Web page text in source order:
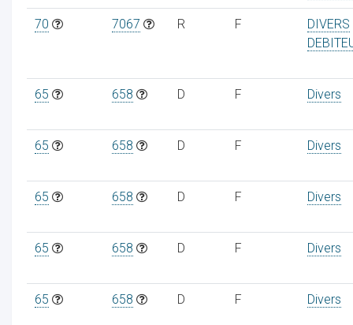
70 7067 R F
DIVERS
65 658 D F Divers
65 658 D F Divers
65 658 D F Divers
65 658 D F Divers
65 658 D F Divers